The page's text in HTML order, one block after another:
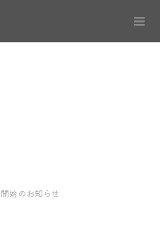
始のお知らせ